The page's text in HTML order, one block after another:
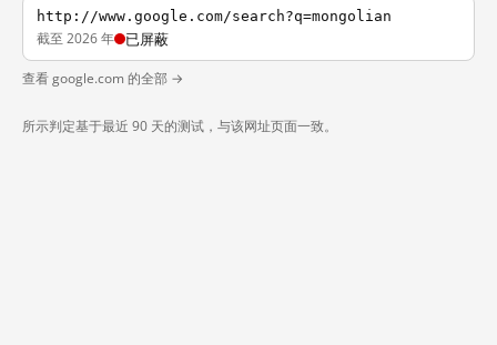
http://www.google.com/search?q=mongolian
截至 2026 年 已屏蔽
查看 google.com 的全部 →
所示判定基于最近 90 天的测试，与该网址页面一致。